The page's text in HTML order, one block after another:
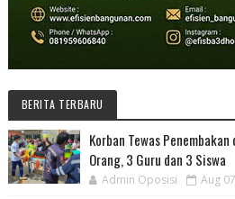
BERITA TERBARU
Korban Tewas
Orang, 3 Guru dan 3 Siswa
Admin Oposisi Aug